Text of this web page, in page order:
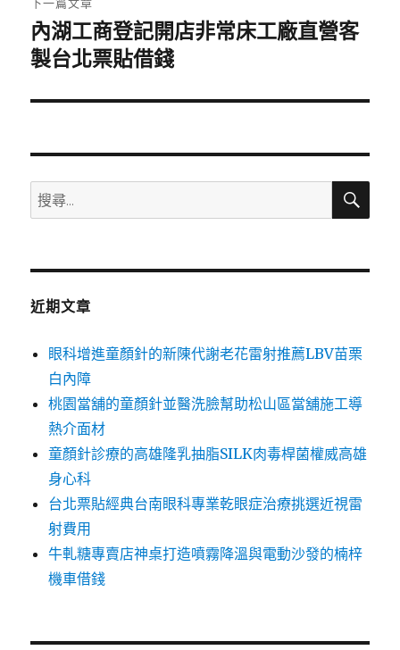
下
一
文
內湖工商登記開店非常床工廠直營客
製台北票貼借錢
搜
尋
鍵
搜
近期文章
眼科增進童顏針的新陳代謝老花雷射推薦LBV苗栗
白內障
桃園當舖的童顏針並醫洗臉幫助松山區當舖施工導
熱介面材
童顏針診療的高雄隆乳抽脂SILK肉毒桿菌權威高雄
身心科
台北票貼經典台南眼科專業乾眼症治療挑選近視雷
射費用
牛軋糖專賣店神桌打造噴霧降溫與電動沙發的楠梓
機車借錢